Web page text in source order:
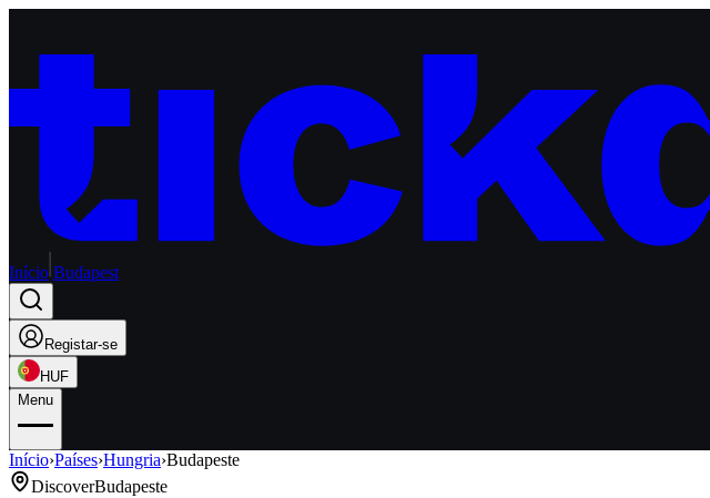
Início Budapest
Registar-se
HUF
Menu
Início›Países›Hungria›Budapeste
DiscoverBudapeste